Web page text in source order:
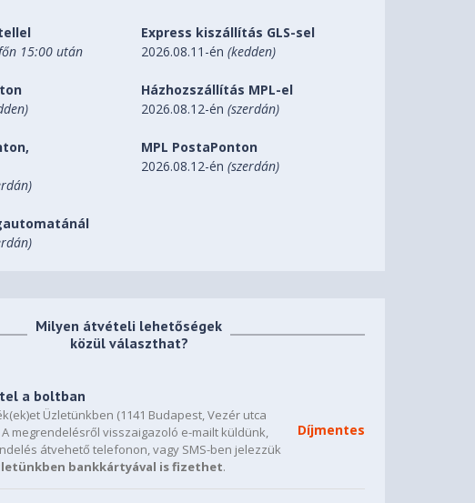
15:00 után
Express kiszállítás GLS-sel
2026.08.11-én (kedden)
Házhozszállítás MPL-el
2026.08.12-én (szerdán)
MPL PostaPonton
2026.08.12-én (szerdán)
Milyen átvételi lehetőségek
közül választhat?
a boltban
Üzletünkben (1141 Budapest, Vezér utca
megrendelésről visszaigazoló e-mailt küldünk,
átvehető telefonon, vagy SMS-ben jelezzük
bankkártyával is fizethet.
Díjmentes